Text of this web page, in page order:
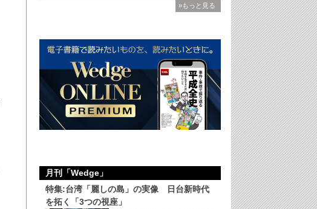
»もっと見る
月刊「Wedge」
特集:台湾「麗しの島」の実像 日台新時代
を拓く「3つの視座」